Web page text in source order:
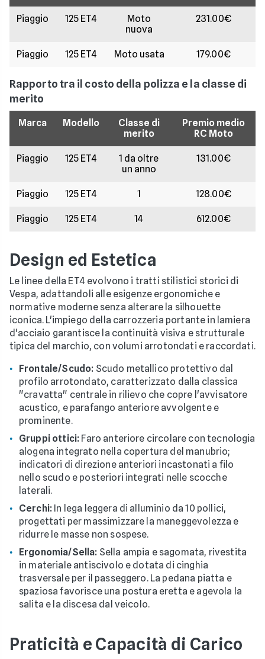
Piaggio 125 ET4
Moto
nuova
231.00€
Piaggio 125 ET4 Moto usata 179.00€
Rapporto tra il costo della polizza e la classe di
merito
Marca Modello
Classe di
merito
Premio medio
RC Moto
Piaggio 125 ET4
1 da oltre
un anno
131.00€
Piaggio 125 ET4 1 128.00€
Piaggio 125 ET4 14 612.00€
Design ed Estetica
Le linee della ET4 evolvono i tratti stilistici storici di
Vespa, adattandoli alle esigenze ergonomiche e
normative moderne senza alterare la silhouette
iconica. L'impiego della carrozzeria portante in lamiera
d'acciaio garantisce la continuità visiva e strutturale
tipica del marchio, con volumi arrotondati e raccordati.
Frontale/Scudo: Scudo metallico protettivo dal
profilo arrotondato, caratterizzato dalla classica
"cravatta" centrale in rilievo che copre l'avvisatore
acustico, e parafango anteriore avvolgente e
prominente.
Gruppi ottici: Faro anteriore circolare con tecnologia
alogena integrato nella copertura del manubrio;
indicatori di direzione anteriori incastonati a filo
nello scudo e posteriori integrati nelle scocche
laterali.
Cerchi: In lega leggera di alluminio da 10 pollici,
progettati per massimizzare la maneggevolezza e
ridurre le masse non sospese.
Ergonomia/Sella: Sella ampia e sagomata, rivestita
in materiale antiscivolo e dotata di cinghia
trasversale per il passeggero. La pedana piatta e
spaziosa favorisce una postura eretta e agevola la
salita e la discesa dal veicolo.
Praticità e Capacità di Carico